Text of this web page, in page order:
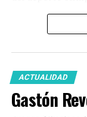
“El –
me
ACTUALIDAD
Gastón